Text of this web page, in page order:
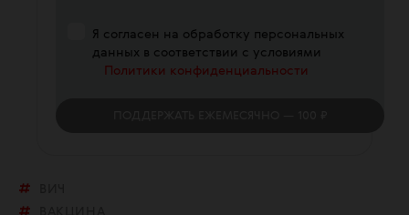
Я согласен на обработку персональных
данных в соответствии с условиями
Политики конфиденциальности